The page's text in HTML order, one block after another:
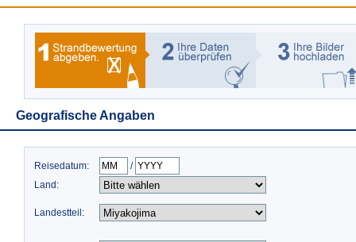
Geografische Angaben
Reisedatum:
/
Land:
Landestteil: